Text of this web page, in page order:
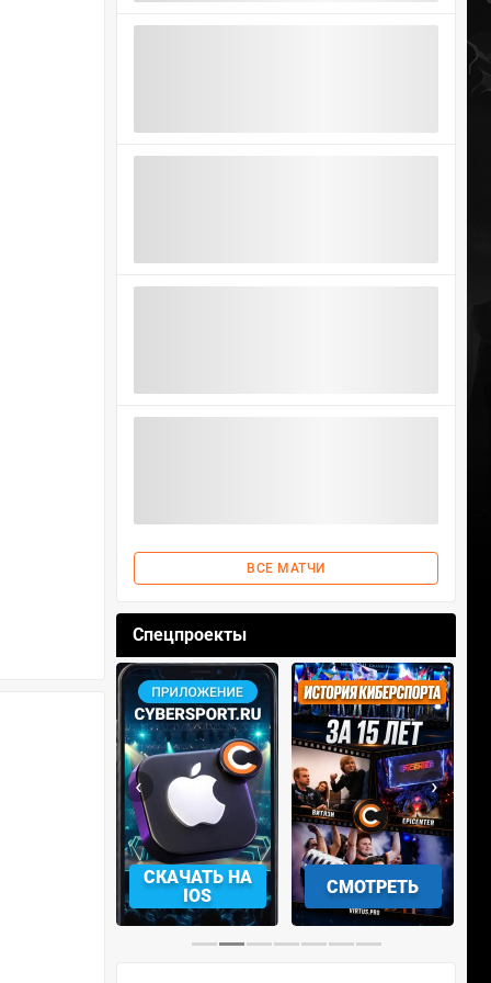
ВСЕ МАТЧИ
Спецпроекты
СКАЧАТЬ НА
IOS
СМОТРЕТЬ
‹ ›